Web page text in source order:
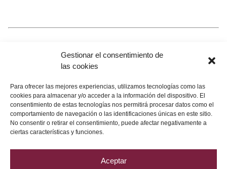
Gestionar el consentimiento de
las cookies
Para ofrecer las mejores experiencias, utilizamos tecnologías como las
cookies para almacenar y/o acceder a la información del dispositivo. El
consentimiento de estas tecnologías nos permitirá procesar datos como el
comportamiento de navegación o las identificaciones únicas en este sitio.
No consentir o retirar el consentimiento, puede afectar negativamente a
ciertas características y funciones.
Aceptar
Dale a PLEIy descubre
acerca de La Cápsula del
Tiempo